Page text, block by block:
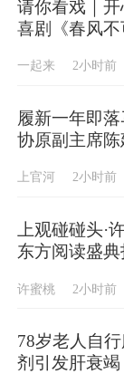
请你看戏｜
喜剧《春风不
一起来 2小时前
履新一年即
协原副主席陈
上官河 2小时前
上观碰碰头·
东方阅读盛
许蜜桃 2小时前
78岁老人自
剂引发肝衰